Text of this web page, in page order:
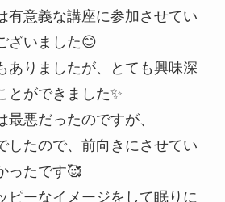
有意義な講座に参加させてい
ざいました😊
ありましたが、とても興味深
とができました✨
最悪だったのですが、
したので、前向きにさせてい
ったです🥰
ピーなイメージをして眠りに